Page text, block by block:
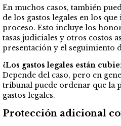
En muchos casos, también
de los gastos legales en los
proceso. Esto incluye los
tasas judiciales y otros costos
presentación y el seguimiento
¿Los gastos legales están
Depende del caso, pero en
tribunal puede ordenar que la
gastos legales.
Protección adicional